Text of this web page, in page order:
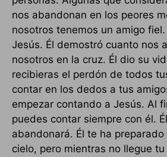
nos abandonan en los peores
nosotros tenemos un amigo
Jesús. Él demostró cuanto nos
nosotros en la cruz. Él dio su
recibieras el perdón de todos
contar en los dedos a tus
empezar contando a Jesús. Al
puedes contar siempre con él.
abandonará. Él te ha preparado
cielo, pero mientras no llegue